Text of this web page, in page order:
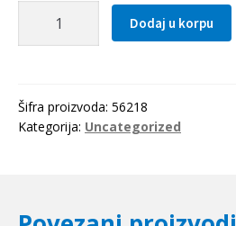
Dodaj u korpu
Šifra proizvoda: 56218
Kategorija: Uncategorized